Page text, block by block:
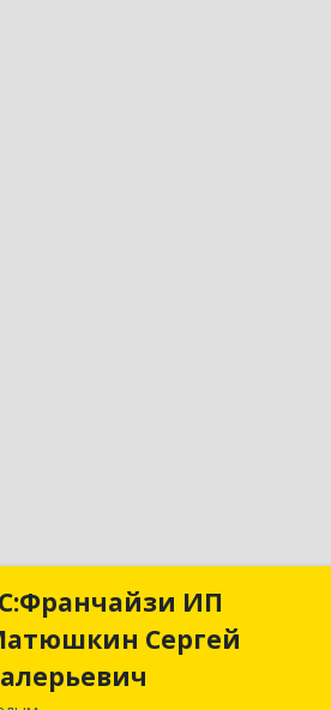
ИП
Сергей
1С:Франчайзи ИП
Матюшкин Сергей